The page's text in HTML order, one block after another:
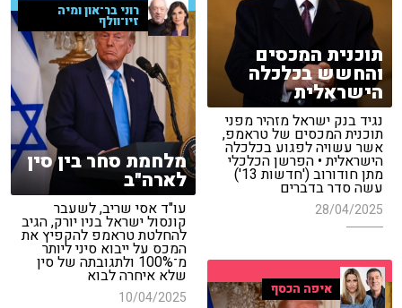
תוכנית המכסים
והחשש בכלכלה
הישראלית
נגיד בנק ישראל מזהיר מפני
תוכנית המכסים של טראמפ,
אשר עשויה לפגוע בכלכלה
הישראלית • הפרשן הכלכלי
מתן חודורוב ('חדשות 13')
עשה סדר בדברים
28/04/2025
רוני בר־און ומיה
זיו־וולף
מלחמת סחר בין סין
לארה"ב
עו"ד אסי שריב, לשעבר
קונסול ישראל בניו יורק, הגיב
להחלטת טראמפ להקפיץ את
המכס על ייבוא סיני ליותר
מ־100% ולתגובתה של סין
שלא איחרה לבוא
10/04/2025 איפה הכסף